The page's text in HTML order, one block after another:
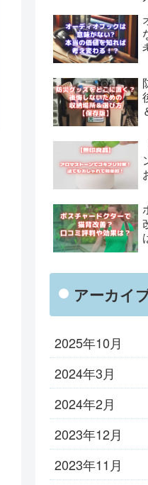
アーカイ
2025年10月
2024年3月
2024年2月
2023年12月
2023年11月